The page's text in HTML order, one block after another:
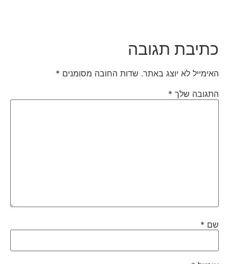
כתיבת תגובה
האימייל לא יוצג באתר. שדות החובה מסומנים*
התגובה שלך*
שם*